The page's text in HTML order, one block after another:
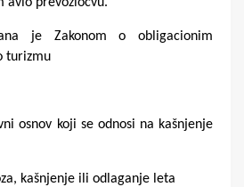
je Zakonom o obligacionim
turizmu
osnov koji se odnosi na kašnjenje
kašnjenje ili odlaganje leta